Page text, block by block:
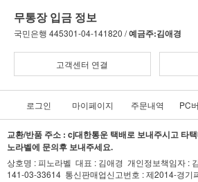
무통장 입금 정보
국민은행 445301-04-141820 /예금주:김애경
고객센터 연결
로그인 마이페이지 주문내역 PC
교환/반품 주소 : cj대한통운 택배로 보내주시고 타
노라벨에 문의후 보내주세요.
상호명 : 피노라벨 대표 : 김애경 개인정보책임자 :
141-03-33614 통신판매업신고번호 : 제2014-경기